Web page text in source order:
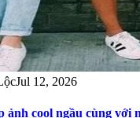
Jul 12, 2026
ảnh cool ngầu cùng với